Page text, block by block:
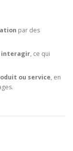
par des
interagir, ce qui
ou service, en